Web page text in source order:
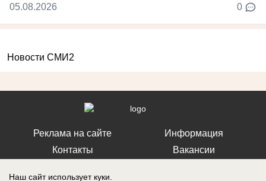
05.08.2026 0
Новости СМИ2
Реклама на сайте
Контакты
Информация
Вакансии
Наш сайт использует куки.